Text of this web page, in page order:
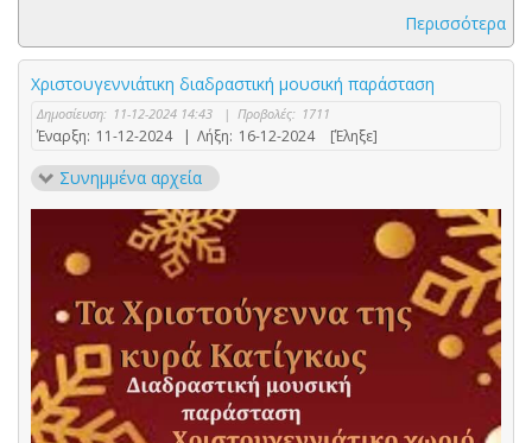
Περισσότερα
Χριστουγεννιάτικη διαδραστική μουσική παράσταση
Δημοσίευση: 11-12-2024 14:43 | Προβολές: 1711
Έναρξη: 11-12-2024 | Λήξη: 16-12-2024 [Έληξε]
Συνημμένα αρχεία